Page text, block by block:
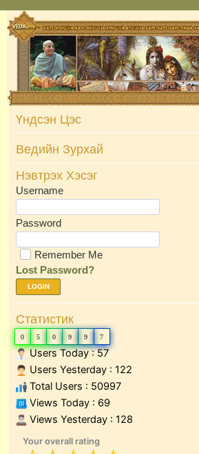
Skip
to
content
Үндсэн Цэс
Ведийн Зурхай
Нэвтрэх Хэсэг
Username
Password
Remember Me
Lost Password?
LOGIN
Статистик
0 5 0 9 9 7
Users Today : 57
Users Yesterday : 122
Total Users : 50997
Views Today : 69
Views Yesterday : 128
Your overall rating